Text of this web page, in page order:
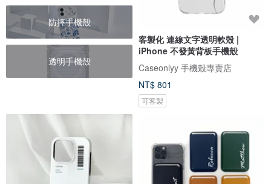
防摔手機殼
透明手機殼
客製化 連線文字透明軟殼 |
iPhone 不發黃背板手機殼
Caseonlyy 手機殼專賣店
NT$ 801
可客製